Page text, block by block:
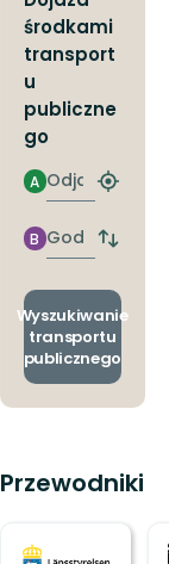
środkami
transport
u
publiczne
go
Odjazd
A
Znajdź
Godzinie
przyjazdu
B
Zmiana
i
Wyszukiwanie
transportu
publicznego
Przewodniki